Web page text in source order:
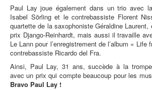
Paul Lay joue également dans un trio avec
Isabel Sörling et le contrebassiste Florent
quartette de la saxophoniste Géraldine Laurent,
prix Django-Reinhardt, mais aussi il travaille
Le Lann pour l’enregistrement de l’album «
contrebassiste Ricardo del Fra.
Ainsi, Paul Lay, 31 ans, succède à la
avec un prix qui compte beaucoup pour les
Bravo Paul Lay !